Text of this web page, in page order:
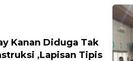
Kanan Diduga Tak
,Lapisan Tipis